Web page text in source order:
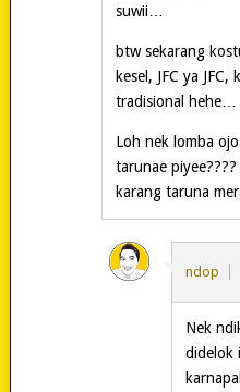
suwii…
btw sekarang
kesel, JFC ya
tradisional hehe…
Loh nek lomba
tarunae
karang taruna
ndop
Nek
didelok